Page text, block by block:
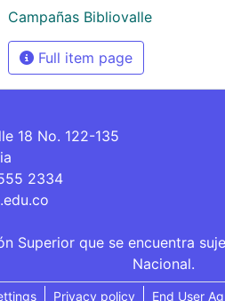
Campañas Bibliovalle
Full item page
18 No. 122-135
2334
Superior que se encuentra
Nacional.
Privacy policy End User